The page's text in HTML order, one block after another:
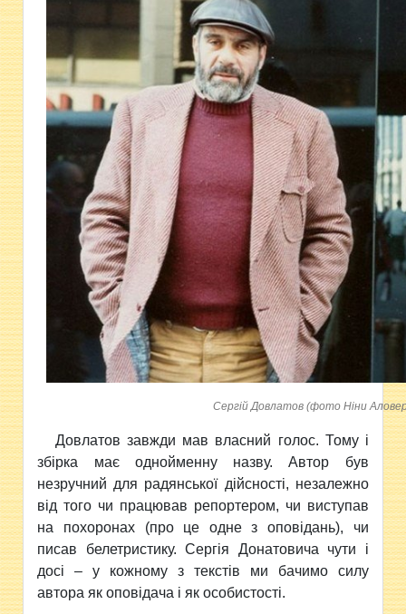
Сергій Довлатов (фото Ніни
Довлатов завжди мав власний голос. Тому і
збірка має однойменну назву. Автор був
незручний для радянської дійсності, незалежно
від того чи працював репортером, чи виступав
на похоронах (про це одне з оповідань), чи
писав белетристику. Сергія Донатовича чути і
досі – у кожному з текстів ми бачимо силу
автора як оповідача і як особистості.